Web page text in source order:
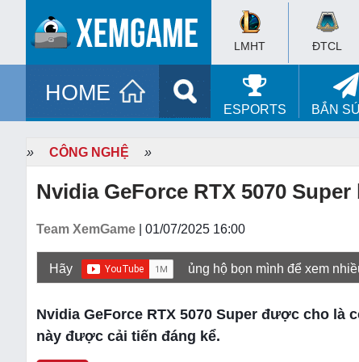
LMHT ĐTCL
HOME
ESPORTS BẮN
» CÔNG NGHỆ »
Nvidia GeForce RTX 5070
Team XemGame | 01/07/2025 16:00
Hãy ủng hộ bọn mình để xem
Nvidia GeForce RTX 5070 Super được cho là
này được cải tiến đáng kể.